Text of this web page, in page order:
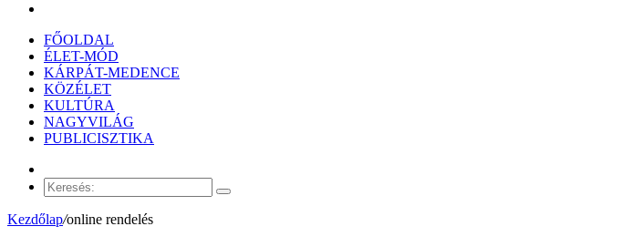
FŐOLDAL
ÉLET-MÓD
KÁRPÁT-MEDENCE
KÖZÉLET
KULTÚRA
NAGYVILÁG
PUBLICISZTIKA
cikk
Keresés:
Kezdőlap/online rendelés